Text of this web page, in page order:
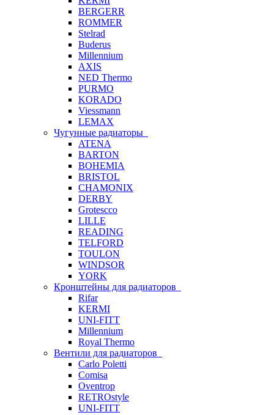
BERGERR
ROMMER
Stelrad
Buderus
Millennium
AXIS
NED Thermo
PURMO
KORADO
Viessmann
LEMAX
Чугунные радиаторы
ATENA
BARTON
BOHEMIA
BRISTOL
CHAMONIX
DERBY
Grotescco
LILLE
READING
TELFORD
TOULON
WINDSOR
YORK
Кронштейны для радиаторов
Rifar
KERMI
UNI-FITT
Millennium
Royal Thermo
Вентили для радиаторов
Carlo Poletti
Comisa
Oventrop
RETROstyle
UNI-FITT